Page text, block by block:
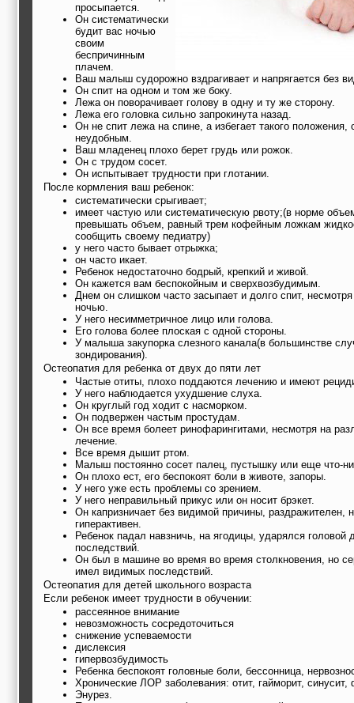
просыпается.
Он систематически
будит вас ночью
своим
беспричинным
плачем.
Ваш малыш судорожно вздрагивает и напрягается без
Он спит на одном и том же боку.
Лежа он поворачивает голову в одну и ту же сторону.
Лежа его головка сильно запрокинута назад.
Он не спит лежа на спине, а избегает такого положения,
неудобным.
Ваш младенец плохо берет грудь или рожок.
Он с трудом сосет.
Он испытывает трудности при глотании.
После кормления ваш ребенок:
систематически срыгивает;
имеет частую или систематическую рвоту;(в норме
превышать объем, равный трем кофейным ложкам
сообщить своему педиатру)
у него часто бывает отрыжка;
он часто икает.
Ребенок недостаточно бодрый, крепкий и живой.
Он кажется вам беспокойным и сверхвозбудимым.
Днем он слишком часто засыпает и долго спит,
ночью.
У него несимметричное лицо или голова.
Его голова более плоская с одной стороны.
У малыша закупорка слезного канала(в большинстве
зондирования).
Остеопатия для ребенка от двух до пяти лет
Частые отиты, плохо поддаются лечению и имеют
У него наблюдается ухудшение слуха.
Он круглый год ходит с насморком.
Он подвержен частым простудам.
Он все время болеет ринофарингитами, несмотря на
лечение.
Все время дышит ртом.
Малыш постоянно сосет палец, пустышку или еще что-
Он плохо ест, его беспокоят боли в животе, запоры.
У него уже есть проблемы со зрением.
У него неправильный прикус или он носит брэкет.
Он капризничает без видимой причины, раздражителен,
гиперактивен.
Ребенок падал навзничь, на ягодицы, ударялся головой
последствий.
Он был в машине во время во время столкновения, но
имел видимых последствий.
Остеопатия для детей школьного возраста
Если ребенок имеет трудности в обучении:
рассеянное внимание
невозможность сосредоточиться
снижение успеваемости
дислексия
гипервозбудимость
Ребенка беспокоят головные боли, бессонница,
Хронические ЛОР заболевания: отит, гайморит, синусит,
Энурез.